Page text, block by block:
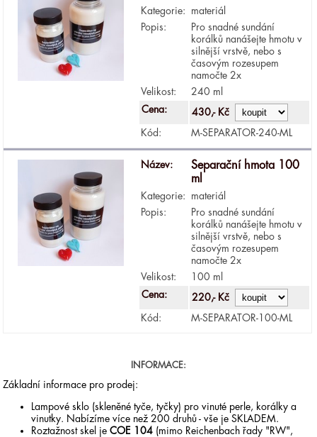
Kategorie:
materiál
Popis:
Pro snadné sundání
korálků nanášejte hmotu v
silnější vrstvě, nebo s
časovým rozesupem
namočte 2x
Velikost:
240 ml
Cena:
430,- Kč
Kód: M-SEPARATOR-240-ML
Název:
Separační hmota 100
ml
Kategorie:
materiál
Popis:
Pro snadné sundání
korálků nanášejte hmotu v
silnější vrstvě, nebo s
časovým rozesupem
namočte 2x
Velikost:
100 ml
Cena:
220,- Kč
Kód: M-SEPARATOR-100-ML
INFORMACE:
Základní informace pro prodej:
Lampové sklo (skleněné tyče, tyčky) pro vinuté perle, korálky a
vinutky. Nabízíme více než 200 druhů - vše je SKLADEM.
Roztažnost skel jeCOE 104 (mimo Reichenbach řady "RW",